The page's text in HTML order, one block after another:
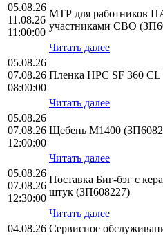
05.08.26
11.08.26
11:00:00
МТР для работников
участниками СВО
Читать далее
05.08.26
07.08.26
08:00:00
Пленка HPС SF 360
Читать далее
05.08.26
07.08.26
12:00:00
Щебень М1400
Читать далее
05.08.26
07.08.26
12:30:00
Поставка Биг-бэг с
штук (ЗП608227)
Читать далее
04.08.26 Сервисное